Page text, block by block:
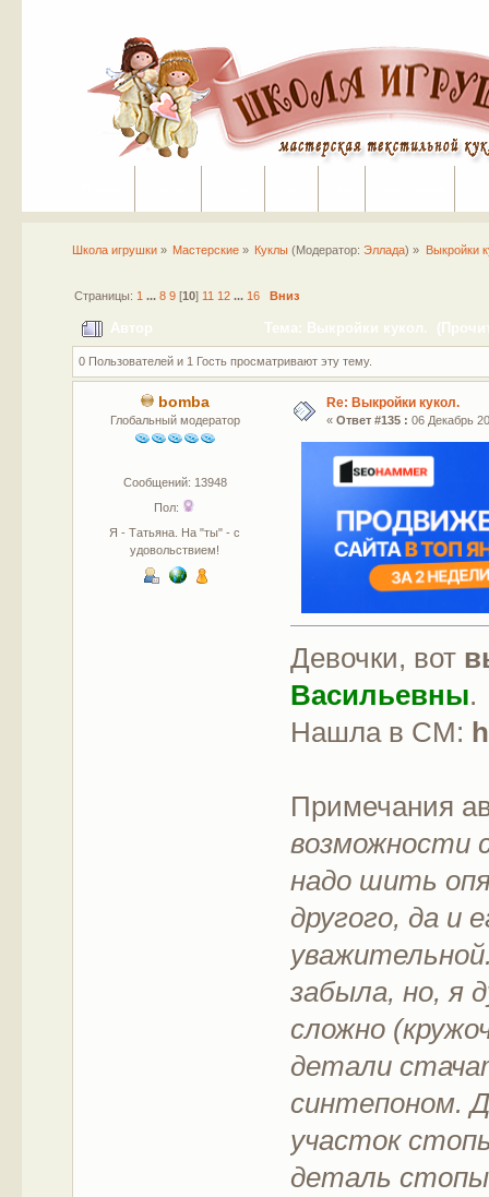
Школа игрушки» Мастерские » Куклы (Модератор:Эллада) » Выкройки
Страницы: 1 ... 8 9[10] 11 12 ... 16 Вниз
Автор Тема: Выкройки кукол.
0 Пользователей и 1 Гость просматривают эту тему.
bomba
Глобальный модератор
Сообщений: 13948
Пол:
Я - Татьяна. На "ты" - с
удовольствием!
Re: Выкройки кукол.
« Ответ #135 : 06 Декабрь
Девочки, вот
Васильевны.
Нашла в СМ:
Примечания
возможности
надо шить
другого, да и
забыла, но, я
сложно
детали
синтепоном.
участок
деталь